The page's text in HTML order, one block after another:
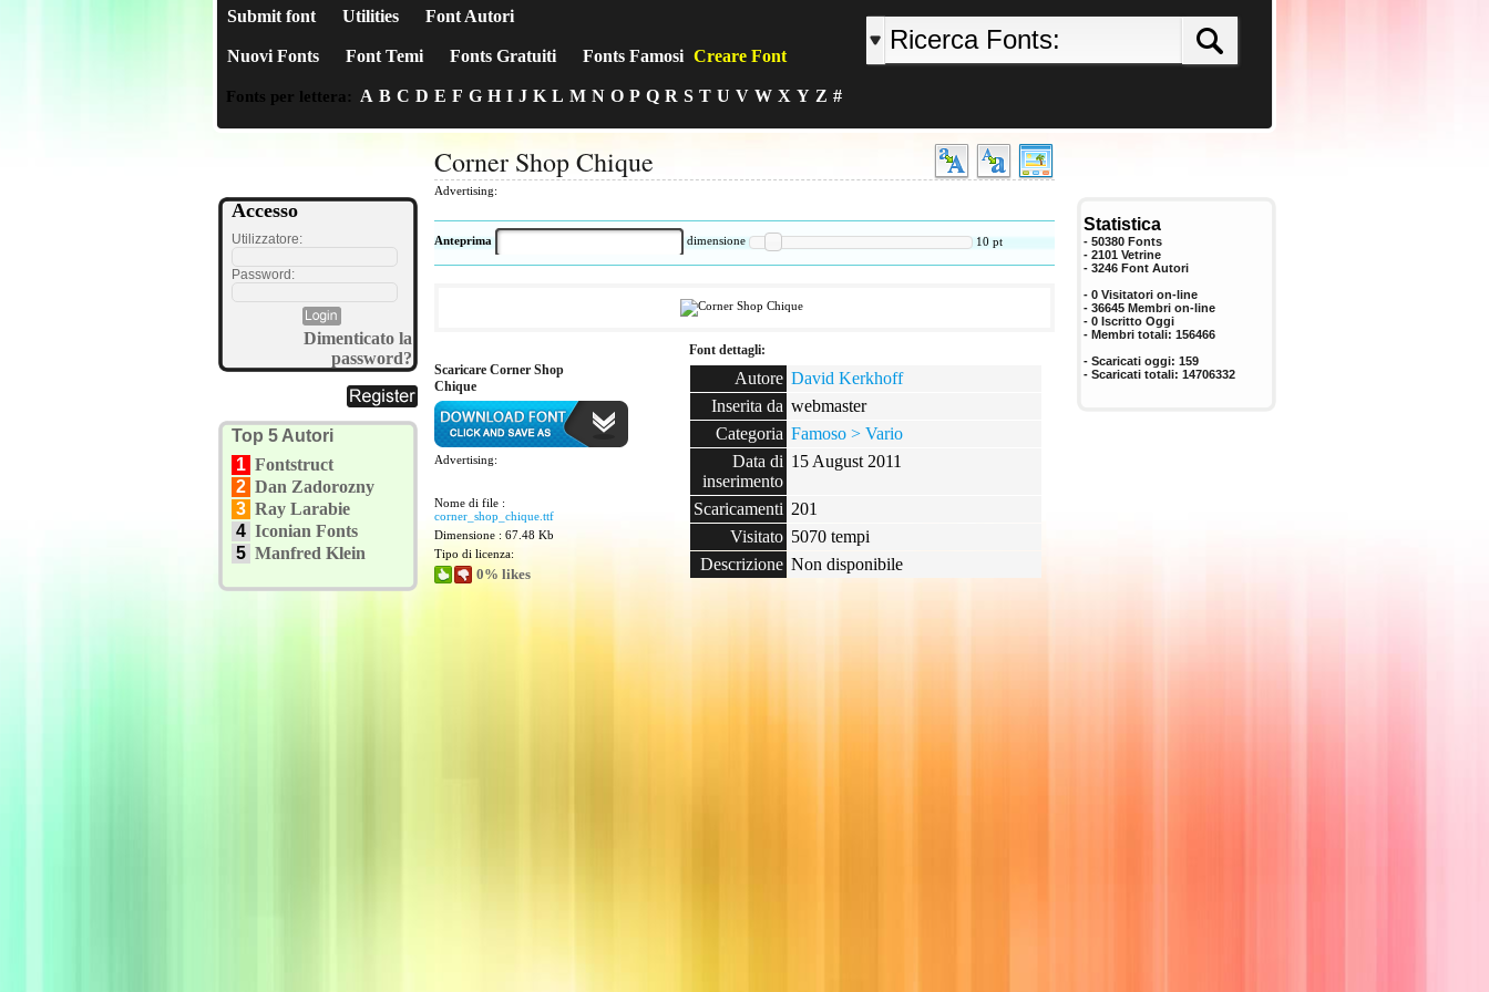
Submit font Utilities Font Autori
Nuovi Fonts Font Temi Fonts Gratuiti Fonts Famosi Creare Font
Fonts per lettera: A B C D E F G H I J K L M N O P Q R S T U V W X Y Z #
Accesso
Utilizzatore:
Password:
Dimenticato la
password?
Top 5 Autori
1 Fontstruct
2 Dan Zadorozny
3 Ray Larabie
4 Iconian Fonts
5 Manfred Klein
Corner Shop Chique
Advertising:
Anteprima dimensione 10 pt
Scaricare Corner Shop
Chique
Advertising:
Nome di file :
corner_shop_chique.ttf
Dimensione : 67.48 Kb
Tipo di licenza:
0% likes
Font dettagli:
Autore David Kerkhoff
Inserita da webmaster
Categoria Famoso > Vario
Data di
inserimento
15 August 2011
Scaricamenti 201
Visitato 5070 tempi
Descrizione Non disponibile
Statistica
- 50380 Fonts
- 2101 Vetrine
- 3246 Font Autori
- 0 Visitatori on-line
- 36645 Membri on-line
- 0 Iscritto Oggi
- Membri totali: 156466
- Scaricati oggi: 159
- Scaricati totali: 14706332